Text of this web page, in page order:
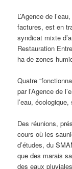
L’Agence de
factures, est en
syndicat mixte
Restauration
ha de zones
Quatre
par l’Agence de
l’eau,
Des réunions,
cours où les
d’études, du
que des marais
des eaux